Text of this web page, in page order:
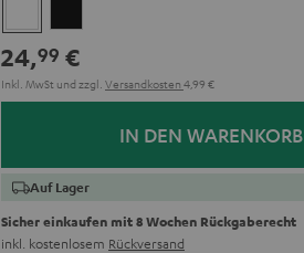
Bone
24,99 €
Inkl. MwSt und zzgl. Versandkosten 4,99 €
IN DEN WARENKORB
Auf Lager
Sicher einkaufen mit 8 Wochen Rückgaberecht
inkl. kostenlosem Rückversand